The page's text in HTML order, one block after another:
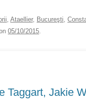
, Ataellier, Bucureşti,
05/10/2015.
Taggart, Jakie